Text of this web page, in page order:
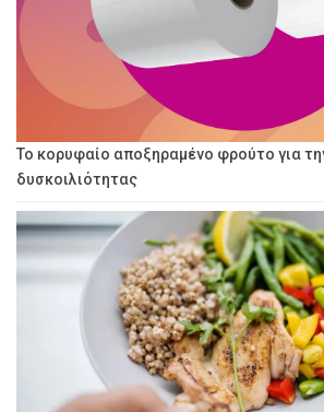
Το κορυφαίο αποξηραμένο φρούτο για
δυσκοιλιότητας